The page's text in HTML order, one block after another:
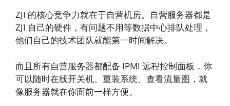
ZJI 的核心竞争力就在于自营机房。自营服务器都是
ZJI 自己的硬件，有问题不用等数据中心排队处理，
他们自己的技术团队就能第一时间解决。
而且所有自营服务器都配备 IPMI 远程控制面板，你
可以随时在线开关机、重装系统、查看流量图，就
像服务器就在你面前一样方便。